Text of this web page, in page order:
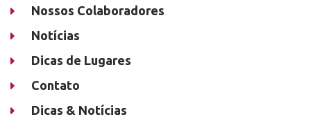
Nossos Colaboradores
Notícias
Dicas de Lugares
Contato
Dicas & Notícias